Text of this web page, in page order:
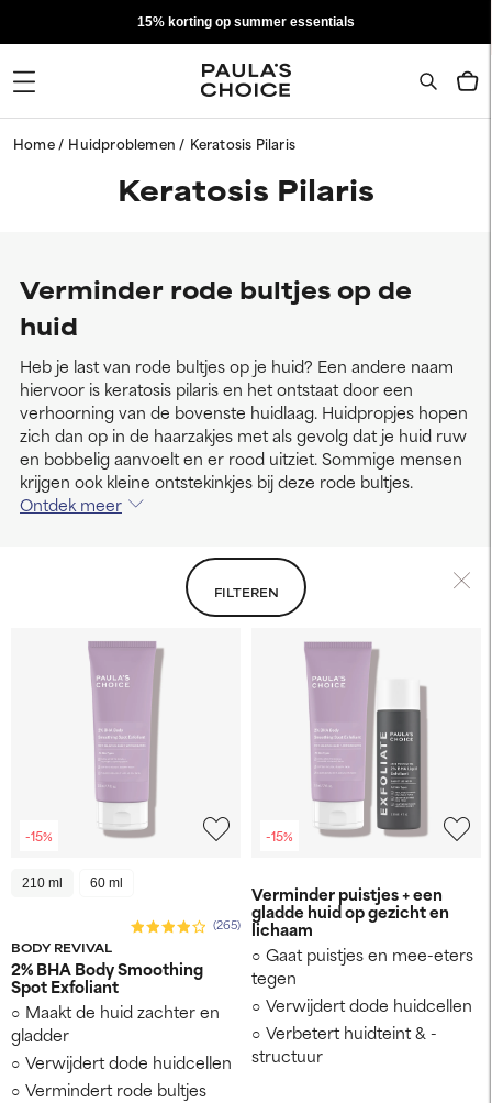
15% korting op summer essentials
Home Huidproblemen Keratosis Pilaris
Keratosis Pilaris
Verminder rode bultjes op de
huid
Heb je last van rode bultjes op je huid? Een andere naam
hiervoor is keratosis pilaris en het ontstaat door een
verhoorning van de bovenste huidlaag. Huidpropjes hopen
zich dan op in de haarzakjes met als gevolg dat je huid ruw
en bobbelig aanvoelt en er rood uitziet. Sommige mensen
krijgen ook kleine ontstekinkjes bij deze rode bultjes.
Ontdek meer
FILTEREN
-15%
210 ml 60 ml
BODY REVIVAL
(265)
2% BHA Body Smoothing
Spot Exfoliant
Maakt de huid zachter en
gladder
Verwijdert dode huidcellen
Vermindert rode bultjes
-15%
Verminder puistjes + een
gladde huid op gezicht en
lichaam
Gaat puistjes en mee-eters
tegen
Verwijdert dode huidcellen
Verbetert huidteint & -
structuur